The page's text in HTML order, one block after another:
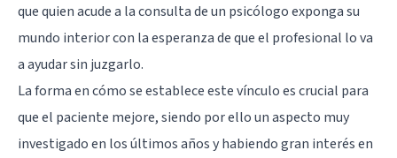
que quien acude a la consulta de un psicólogo exponga su
mundo interior con la esperanza de que el profesional lo va
a ayudar sin juzgarlo.
La forma en cómo se establece este vínculo es crucial para
que el paciente mejore, siendo por ello un aspecto muy
investigado en los últimos años y habiendo gran interés en